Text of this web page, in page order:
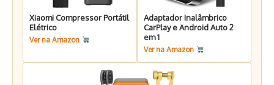
Xiaomi Compressor Portátil
Elétrico
Ver na Amazon
Adaptador Inalâmbrico
CarPlay e Android Auto 2
em 1
Ver na Amazon